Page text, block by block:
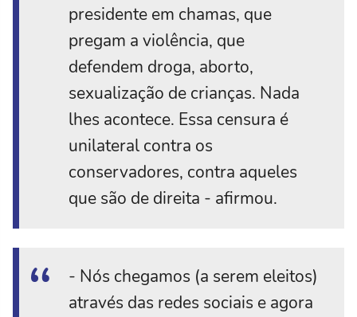
presidente em chamas, que
pregam a violência, que
defendem droga, aborto,
sexualização de crianças. Nada
lhes acontece. Essa censura é
unilateral contra os
conservadores, contra aqueles
que são de direita - afirmou.
- Nós chegamos (a serem eleitos)
através das redes sociais e agora